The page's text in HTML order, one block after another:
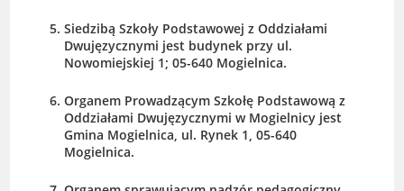
Siedzibą Szkoły Podstawowej z Oddziałami
Dwujęzycznymi jest budynek przy ul.
Nowomiejskiej 1; 05-640 Mogielnica.
Organem Prowadzącym Szkołę Podstawową z
Oddziałami Dwujęzycznymi w Mogielnicy jest
Gmina Mogielnica, ul. Rynek 1, 05-640
Mogielnica.